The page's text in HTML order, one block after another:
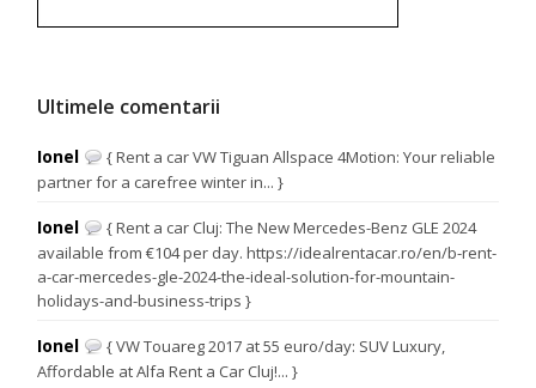
Ultimele comentarii
Ionel
{ Rent a car VW Tiguan Allspace 4Motion: Your reliable
partner for a carefree winter in... }
Ionel
{ Rent a car Cluj: The New Mercedes-Benz GLE 2024
available from €104 per day. https://idealrentacar.ro/en/b-rent-
a-car-mercedes-gle-2024-the-ideal-solution-for-mountain-
holidays-and-business-trips }
Ionel
{ VW Touareg 2017 at 55 euro/day: SUV Luxury,
Affordable at Alfa Rent a Car Cluj!... }